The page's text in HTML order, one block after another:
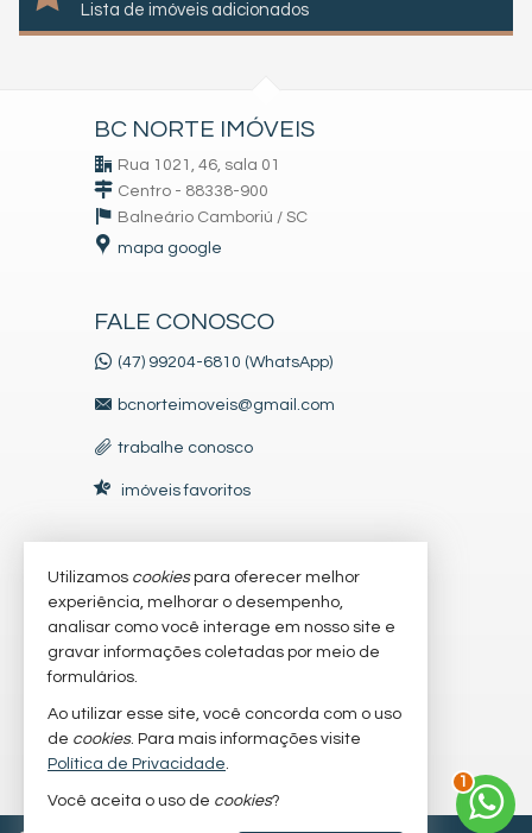
Lista de imóveis adicionados
BC NORTE IMÓVEIS
Rua 1021, 46, sala 01
Centro - 88338-900
Balneário Camboriú / SC
mapa google
FALE CONOSCO
(47) 99204-6810 (WhatsApp)
bcnorteimoveis@gmail.com
trabalhe conosco
imóveis favoritos
VEJA MAIS
receba nosso newsletter
cadastre seu imóvel
mapa de imóveis
1
Utilizamos cookiespara oferecer melhor
experiência, melhorar o desempenho,
analisar como você interage em nosso site e
gravar informações coletadas por meio de
formulários.
Ao utilizar esse site, você concorda com o uso
de cookies. Para mais informações visite
Política de Privacidade.
Você aceita o uso de cookies?